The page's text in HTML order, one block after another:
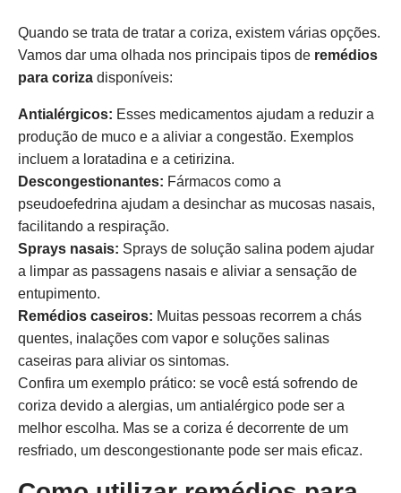
Quando se trata de tratar a coriza, existem várias opções.
Vamos dar uma olhada nos principais tipos de remédios
para coriza disponíveis:
Antialérgicos: Esses medicamentos ajudam a reduzir a
produção de muco e a aliviar a congestão. Exemplos
incluem a loratadina e a cetirizina.
Descongestionantes: Fármacos como a
pseudoefedrina ajudam a desinchar as mucosas nasais,
facilitando a respiração.
Sprays nasais: Sprays de solução salina podem ajudar
a limpar as passagens nasais e aliviar a sensação de
entupimento.
Remédios caseiros: Muitas pessoas recorrem a chás
quentes, inalações com vapor e soluções salinas
caseiras para aliviar os sintomas.
Confira um exemplo prático: se você está sofrendo de
coriza devido a alergias, um antialérgico pode ser a
melhor escolha. Mas se a coriza é decorrente de um
resfriado, um descongestionante pode ser mais eficaz.